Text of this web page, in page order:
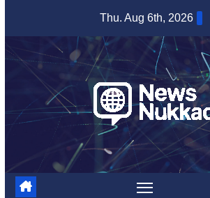
content
Thu. Aug 6th, 2026